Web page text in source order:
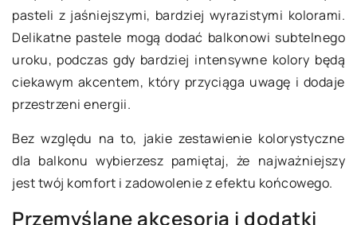
pasteli z jaśniejszymi, bardziej wyrazistymi kolorami.
Delikatne pastele mogą dodać balkonowi subtelnego
uroku, podczas gdy bardziej intensywne kolory będą
ciekawym akcentem, który przyciąga uwagę i dodaje
przestrzeni energii.
Bez względu na to, jakie zestawienie kolorystyczne
dla balkonu wybierzesz pamiętaj, że najważniejszy
jest twój komfort i zadowolenie z efektu końcowego.
Przemyślane akcesoria i dodatki